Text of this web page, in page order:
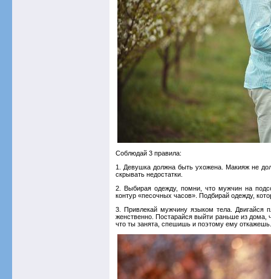
Соблюдай 3 правила:
1. Девушка должна быть ухожена. Макияж не
скрывать недостатки.
2. Выбирая одежду, помни, что мужчин на
контур «песочных часов». Подбирай одежду,
3. Привлекай мужчину языком тела. Двигайся
женственно. Постарайся выйти раньше из дома,
что ты занята, спешишь и поэтому ему откажешь.